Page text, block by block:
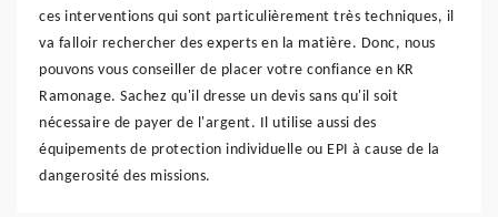
ces interventions qui sont particulièrement très techniques, il
va falloir rechercher des experts en la matière. Donc, nous
pouvons vous conseiller de placer votre confiance en KR
Ramonage. Sachez qu'il dresse un devis sans qu'il soit
nécessaire de payer de l'argent. Il utilise aussi des
équipements de protection individuelle ou EPI à cause de la
dangerosité des missions.